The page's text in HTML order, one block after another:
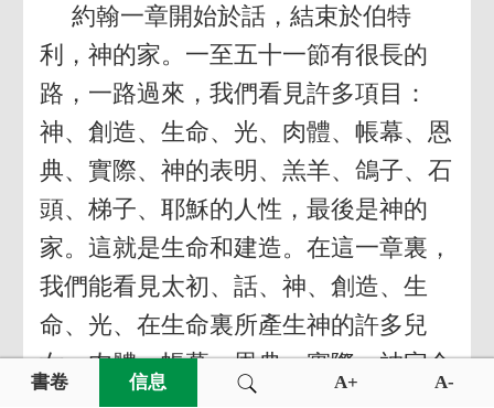
約翰一章開始於話，結束於伯特
利，神的家。一至五十一節有很長的
路，一路過來，我們看見許多項目：
神、創造、生命、光、肉體、帳幕、恩
典、實際、神的表明、羔羊、鴿子、石
頭、梯子、耶穌的人性，最後是神的
家。這就是生命和建造。在這一章裏，
我們能看見太初、話、神、創造、生
命、光、在生命裏所產生神的許多兒
女、肉體、帳幕、恩典、實際、神完全
的表明、除去世人之罪的神的羔羊，還
書卷 信息 A+ A-